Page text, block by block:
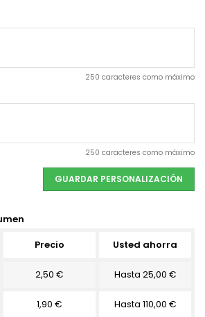
250 caracteres como máximo
250 caracteres como máximo
GUARDAR PERSONALIZACIÓN
Precio Usted ahorra
2,50 € Hasta 25,00 €
1,90 € Hasta 110,00 €